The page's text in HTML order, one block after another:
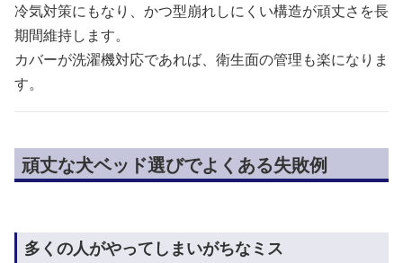
冷気対策にもなり、かつ型崩れしにくい構造が頑丈さを長
期間維持します。
カバーが洗濯機対応であれば、衛生面の管理も楽になりま
す。
頑丈な犬ベッド選びでよくある失敗例
多くの人がやってしまいがちなミス